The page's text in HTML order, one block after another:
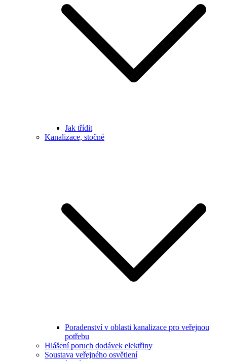
Jak třídit
Kanalizace, stočné
Poradenství v oblasti kanalizace pro veřejnou
potřebu
Hlášení poruch dodávek elektřiny
Soustava veřejného osvětlení